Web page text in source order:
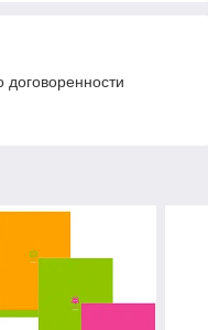
договоренности